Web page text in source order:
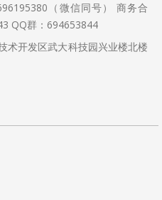
（微信同号） 商务合
QQ群：694653844
术开发区武大科技园兴业楼北楼